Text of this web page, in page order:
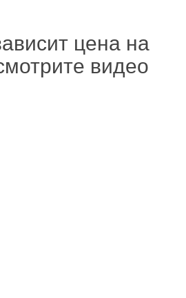
цена на
видео